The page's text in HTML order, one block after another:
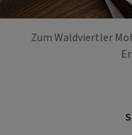
Zum Waldviertler